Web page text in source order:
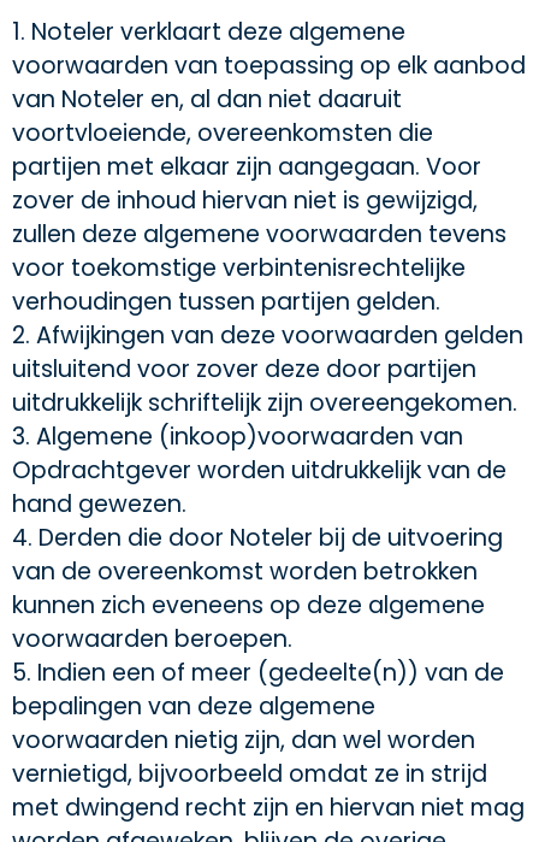
1. Noteler verklaart deze algemene
voorwaarden van toepassing op elk aanbod
van Noteler en, al dan niet daaruit
voortvloeiende, overeenkomsten die
partijen met elkaar zijn aangegaan. Voor
zover de inhoud hiervan niet is gewijzigd,
zullen deze algemene voorwaarden tevens
voor toekomstige verbintenisrechtelijke
verhoudingen tussen partijen gelden.
2. Afwijkingen van deze voorwaarden gelden
uitsluitend voor zover deze door partijen
uitdrukkelijk schriftelijk zijn overeengekomen.
3. Algemene (inkoop)voorwaarden van
Opdrachtgever worden uitdrukkelijk van de
hand gewezen.
4. Derden die door Noteler bij de uitvoering
van de overeenkomst worden betrokken
kunnen zich eveneens op deze algemene
voorwaarden beroepen.
5. Indien een of meer (gedeelte(n)) van de
bepalingen van deze algemene
voorwaarden nietig zijn, dan wel worden
vernietigd, bijvoorbeeld omdat ze in strijd
met dwingend recht zijn en hiervan niet mag